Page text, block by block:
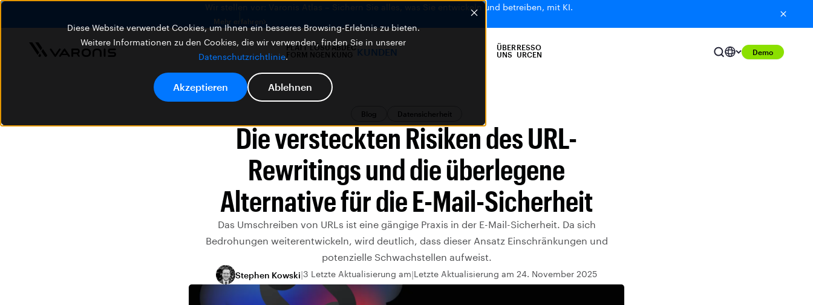
Diese Website verwendet Cookies, um Ihnen ein besseres Browsing-Erlebnis zu bieten.
Weitere Informationen zu den Cookies, die wir verwenden, finden Sie in unserer
Datenschutzrichtlinie.
Akzeptieren Ablehnen
Wir stellen vor: Varonis Atlas – Sichern Sie alles, was Sie entwickeln und betreiben, mit KI.
Mehr erfahren
PLATT
FORM
LÖSU
NGEN
ABDEC
KUNG
KUNDEN
ÜBER
UNS
RESSO
URCEN
Demo
Blog Datensicherheit
Die versteckten Risiken des URL-
Rewritings und die überlegene
Alternative für die E-Mail-Sicherheit
Das Umschreiben von URLs ist eine gängige Praxis in der E-Mail-Sicherheit. Da sich
Bedrohungen weiterentwickeln, wird deutlich, dass dieser Ansatz Einschränkungen und
potenzielle Schwachstellen aufweist.
Stephen Kowski 3 Letzte Aktualisierung am Letzte Aktualisierung am 24. November 2025